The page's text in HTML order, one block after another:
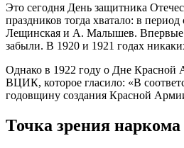
Это сегодня День защитника
праздников тогда хватало: в
Лещинская и А. Малышев. Впервые
забыли. В 1920 и 1921 годах
Однако в 1922 году о Дне Красной
ВЦИК, которое гласило: «В
годовщину создания Красной
Точка зрения наркома